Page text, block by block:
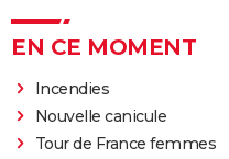
EN CE MOMENT
Incendies
Nouvelle canicule
Tour de France femmes